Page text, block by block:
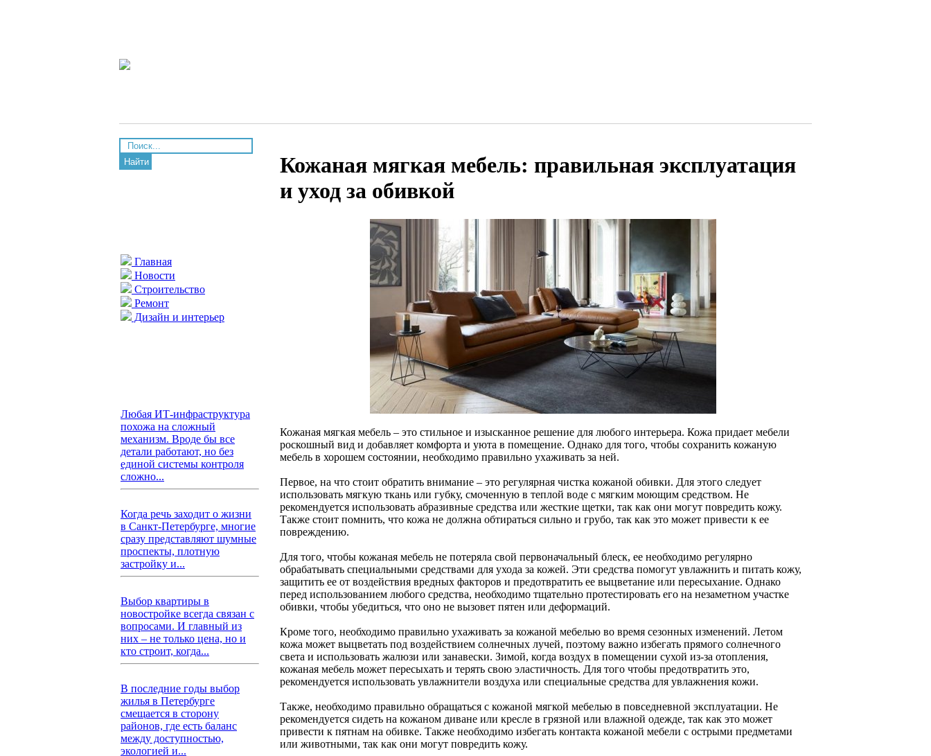
Найти
Главная
Новости
Строительство
Ремонт
Дизайн и интерьер
Любая ИТ-инфраструктура
похожа на сложный
механизм. Вроде бы все
детали работают, но без
единой системы контроля
сложно...
Когда речь заходит о жизни
в Санкт-Петербурге, многие
сразу представляют шумные
проспекты, плотную
застройку и...
Выбор квартиры в
новостройке всегда связан с
вопросами. И главный из
них – не только цена, но и
кто строит, когда...
В последние годы выбор
жилья в Петербурге
смещается в сторону
районов, где есть баланс
между доступностью,
экологией и...
Кожаная мягкая мебель: правильная эксплуатация
и уход за обивкой
Кожаная мягкая мебель – это стильное и изысканное решение для любого интерьера. Кожа придает мебели
роскошный вид и добавляет комфорта и уюта в помещение. Однако для того, чтобы сохранить кожаную
мебель в хорошем состоянии, необходимо правильно ухаживать за ней.
Первое, на что стоит обратить внимание – это регулярная чистка кожаной обивки. Для этого следует
использовать мягкую ткань или губку, смоченную в теплой воде с мягким моющим средством. Не
рекомендуется использовать абразивные средства или жесткие щетки, так как они могут повредить кожу.
Также стоит помнить, что кожа не должна обтираться сильно и грубо, так как это может привести к ее
повреждению.
Для того, чтобы кожаная мебель не потеряла свой первоначальный блеск, ее необходимо регулярно
обрабатывать специальными средствами для ухода за кожей. Эти средства помогут увлажнить и питать кожу,
защитить ее от воздействия вредных факторов и предотвратить ее выцветание или пересыхание. Однако
перед использованием любого средства, необходимо тщательно протестировать его на незаметном участке
обивки, чтобы убедиться, что оно не вызовет пятен или деформаций.
Кроме того, необходимо правильно ухаживать за кожаной мебелью во время сезонных изменений. Летом
кожа может выцветать под воздействием солнечных лучей, поэтому важно избегать прямого солнечного
света и использовать жалюзи или занавески. Зимой, когда воздух в помещении сухой из-за отопления,
кожаная мебель может пересыхать и терять свою эластичность. Для того чтобы предотвратить это,
рекомендуется использовать увлажнители воздуха или специальные средства для увлажнения кожи.
Также, необходимо правильно обращаться с кожаной мягкой мебелью в повседневной эксплуатации. Не
рекомендуется сидеть на кожаном диване или кресле в грязной или влажной одежде, так как это может
привести к пятнам на обивке. Также необходимо избегать контакта кожаной мебели с острыми предметами
или животными, так как они могут повредить кожу.